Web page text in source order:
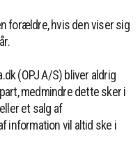
forældre, hvis den viser sig
(OPJ A/S) bliver aldrig
medmindre dette sker i
et salg af
information vil altid ske i